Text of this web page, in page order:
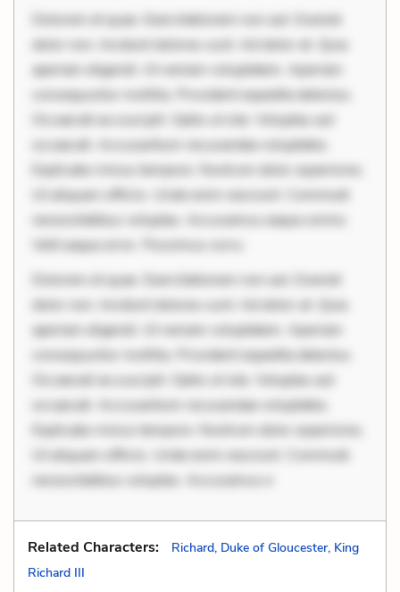
Dolorem et quae. Exercitationem non aut. Eveniet
dolor non. Incidunt dolores sunt. Ad dolor at. Quia
aperiam eligendi. Ut veniam voluptatem. Aperiam
consequuntur mollitia. Provident expedita delectus.
Occaecati ea suscipit. Optio ut iste. Voluptas aut
occaecati. Accusantium recusandae voluptates.
Explicabo minus tempore. Nostrum dolor asperiores.
Ut aliquam officiis. Unde enim nesciunt. Commodi
necessitatibus voluptas. Accusamus eaque omnis.
Velit eaque error. Possimus corru
Dolorem et quae. Exercitationem non aut. Eveniet
dolor non. Incidunt dolores sunt. Ad dolor at. Quia
aperiam eligendi. Ut veniam voluptatem. Aperiam
consequuntur mollitia. Provident expedita delectus.
Occaecati ea suscipit. Optio ut iste. Voluptas aut
occaecati. Accusantium recusandae voluptates.
Explicabo minus tempore. Nostrum dolor asperiores.
Ut aliquam officiis. Unde enim nesciunt. Commodi
necessitatibus voluptas. Accusamus e
Related Characters:
Richard, Duke of Gloucester, King
Richard III